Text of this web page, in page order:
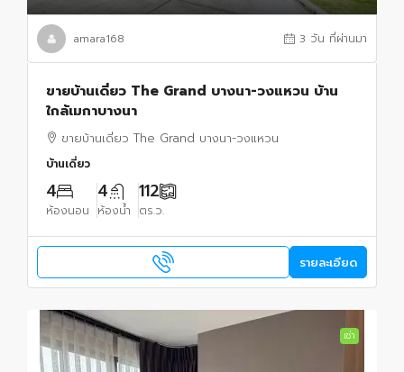
amara168 3 วัน ที่ผ่านมา
ขายบ้านเดี่ยว The Grand บางนา-วงแหวน บ้าน
ใกล้เมกาบางนา
ขายบ้านเดี่ยว The Grand บางนา-วงแหวน
บ้านเดี่ยว
4
ห้องนอน
4
ห้องน้ำ
112
ตร.ว.
รายละเอียด
เช่า